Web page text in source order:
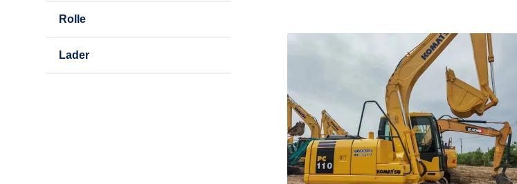
Rolle
Lader